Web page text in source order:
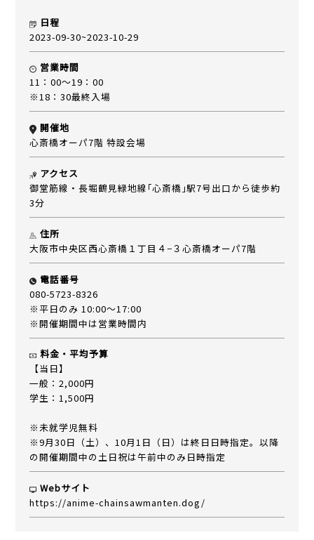
日程
2023-09-30~2023-10-29
営業時間
11：00～19：00
※18：30最終入場
開催地
心斎橋オーパ7階 特設会場
アクセス
御堂筋線・長堀鶴見緑地線｢心斎橋｣駅7号出口から徒歩約
3分
住所
大阪市中央区西心斎橋１丁目４−３心斎橋オーパ7階
電話番号
080-5723-8326
※平日のみ 10:00～17:00
※開催期間中は営業時間内
料金・平均予算
【当日】
一般：2,000円
学生：1,500円
※未就学児無料
※9月30日（土）、10月1日（日）は終日日時指定。以降
の開催期間中の土日祝は午前中のみ日時指定
Webサイト
https://anime-chainsawmanten.dog/